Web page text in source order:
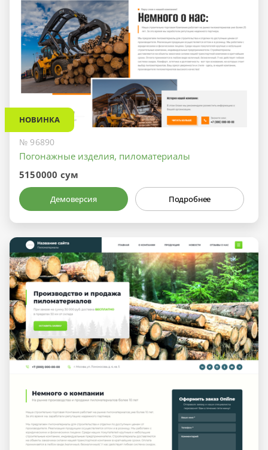
НОВИНКА
№ 96890
Погонажные изделия, пиломатериалы
5150000 сум
Демоверсия Подробнее